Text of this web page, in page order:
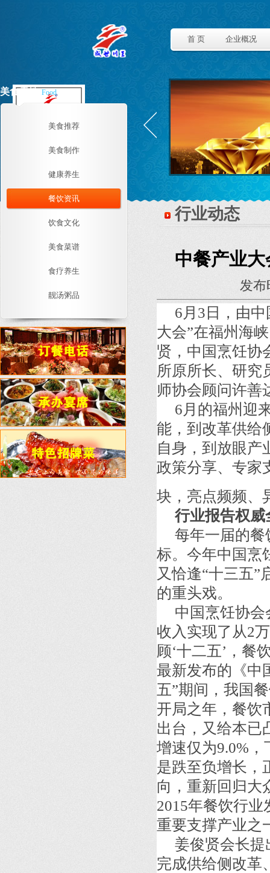
首 页 企业概况
美食天地 Food
美食推荐
美食制作
健康养生
餐饮资讯
饮食文化
美食菜谱
食疗养生
靓汤粥品
行业动态
中餐产业
发布
6月3日，由
大会”在福州海
贤，中国烹饪协
所原所长、研究
师协会顾问许善
6月的福州迎
能，到改革供给
自身，到放眼
政策分享、专家
块，亮点频频、
行业报告权威
每年一届的
标。今年中国烹
又恰逢“十三五”
的重头戏。
中国烹饪协
收入实现了从2
顾‘十二五’，餐
最新发布的《中
五”期间，我国
开局之年，餐饮
出台，又给本已
增速仅为9.0%
是跌至负增长，
向，重新回归大
2015年餐饮行
重要支撑产业之
姜俊贤会长提
完成供给侧改革